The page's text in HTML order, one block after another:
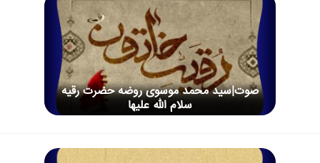
صوت|سید محمد موسوی روضه حضرت رقیه
سلام الله علیها